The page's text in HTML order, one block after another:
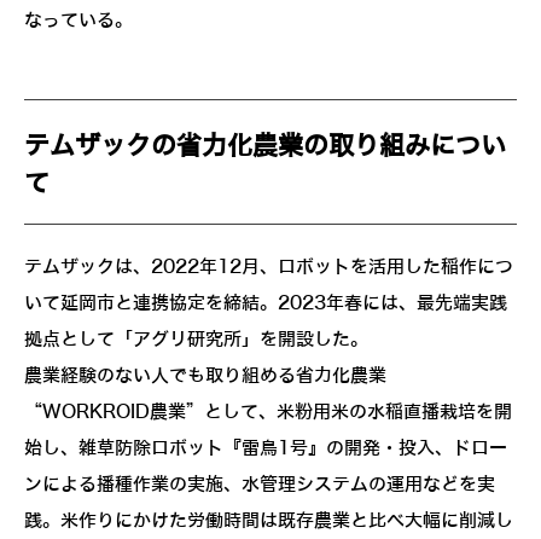
なっている。
テムザックの省力化農業の取り組みについ
て
テムザックは、2022年12月、ロボットを活用した稲作につ
いて延岡市と連携協定を締結。2023年春には、最先端実践
拠点として「アグリ研究所」を開設した。
農業経験のない人でも取り組める省力化農業
“WORKROID農業”として、米粉用米の水稲直播栽培を開
始し、雑草防除ロボット『雷鳥1号』の開発・投入、ドロー
ンによる播種作業の実施、水管理システムの運用などを実
践。米作りにかけた労働時間は既存農業と比べ大幅に削減し